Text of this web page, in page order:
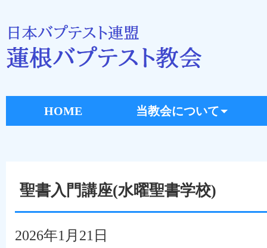
HOME 当教会について
聖書入門講座(水曜聖書学校)
2026年1月21日